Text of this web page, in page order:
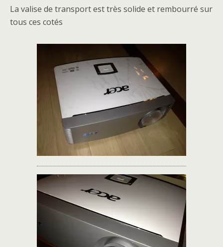
La valise de transport est très solide et rembourré sur
tous ces cotés